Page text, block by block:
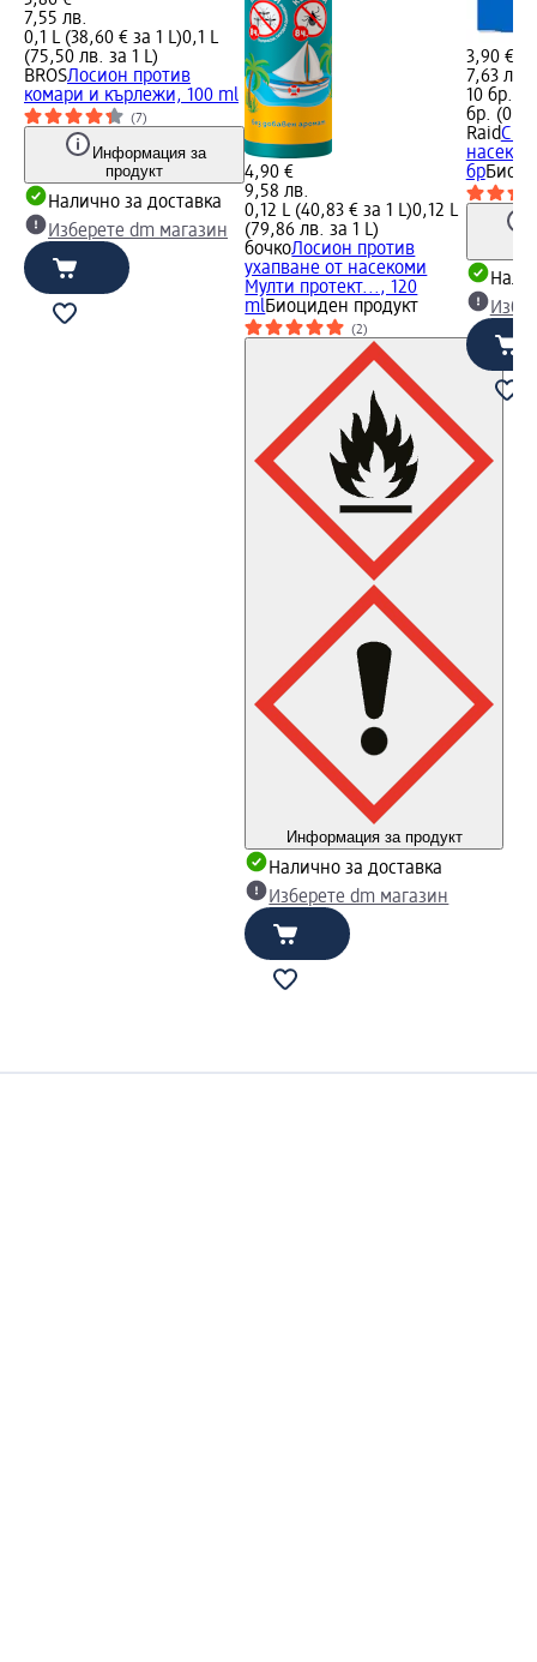
7,55 лв.
0,1 L (38,60 € за 1 L)0,1 L
(75,50 лв. за 1 L)
BROSЛосион против
комари и кърлежи, 100 ml
(7)
Информация за
продукт
Налично за доставка
Изберете dm магазин
4,90 €
9,58 лв.
0,12 L (40,83 € за 1 L)0,12 L
(79,86 лв. за 1 L)
бочкоЛосион против
ухапване от насекоми
Мулти протект..., 120
mlБиоциден продукт
(2)
Информация за продукт
Налично за доставка
Изберете dm магазин
3,90 €
7,63 лв.
10 бр.
бр.
Raid
бр